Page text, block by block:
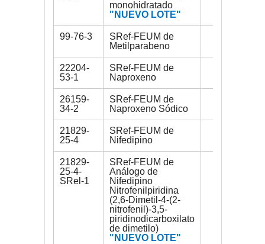
monohidratado
"NUEVO LOTE"
99-76-3
SRef-FEUM de
Metilparabeno
22204-
53-1
SRef-FEUM de
Naproxeno
26159-
34-2
SRef-FEUM de
Naproxeno Sódico
21829-
25-4
SRef-FEUM de
Nifedipino
21829-
25-4-
SRel-1
SRef-FEUM de
Análogo de
Nifedipino
Nitrofenilpiridina
(2,6-Dimetil-4-(2-
nitrofenil)-3,5-
piridinodicarboxilato
de dimetilo)
"NUEVO LOTE"